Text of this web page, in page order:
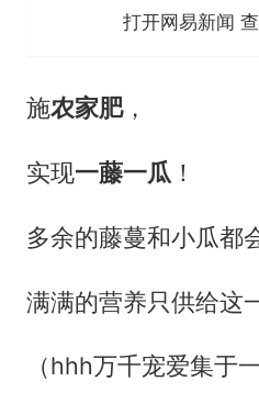
打开网易新闻
施农家肥，
实现一藤一瓜 ！
多余的藤蔓和小瓜都
满满的营养只供给这
（hhh万千宠爱集于